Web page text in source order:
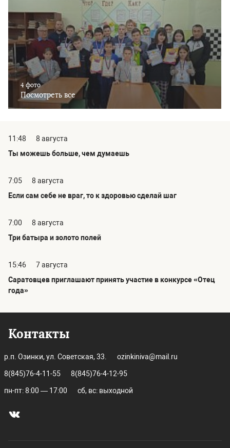
4 фото
Посмотреть все
11:48
8 августа
Ты можешь больше, чем думаешь
7:05
8 августа
Если сам себе не враг, то к здоровью сделай шаг
7:00
8 августа
Три батыра и золото полей
15:46
7 августа
Саратовцев приглашают принять участие в конкурсе «Отец
года»
Контакты
р.п. Озинки, ул. Советская, 33. ozinkiniva@mail.ru
8(845)76-4-11-55 8(845)76-4-12-95
пн-пт: 8:00 — 17:00 сб, вс: выходной